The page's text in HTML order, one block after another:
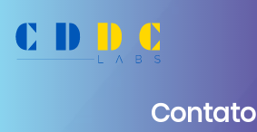
Contato